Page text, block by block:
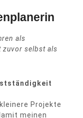
als
zuvor selbst als
Projekte
meinen